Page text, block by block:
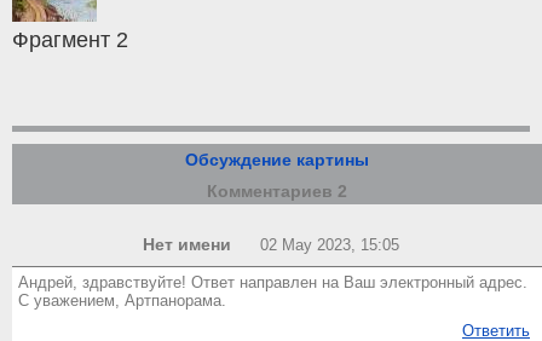
Фрагмент 2
Обсуждение картины
Комментариев 2
Нет имени 02 May 2023, 15:05
Андрей, здравствуйте! Ответ направлен на Ваш электронный адрес.
С уважением, Артпанорама.
Ответить